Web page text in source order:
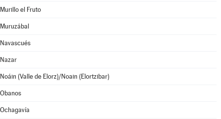
Murillo el Fruto
Muruzábal
Navascués
Nazar
Noáin (Valle de Elorz)/Noain (Elortzibar)
Obanos
Ochagavía